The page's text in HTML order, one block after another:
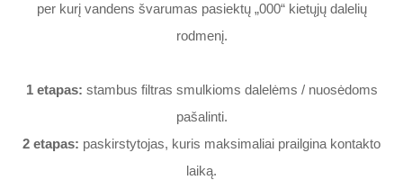
per kurį vandens švarumas pasiektų „000“ kietųjų dalelių
rodmenį.
1 etapas: stambus filtras smulkioms dalelėms / nuosėdoms
pašalinti.
2 etapas: paskirstytojas, kuris maksimaliai prailgina kontakto
laiką.